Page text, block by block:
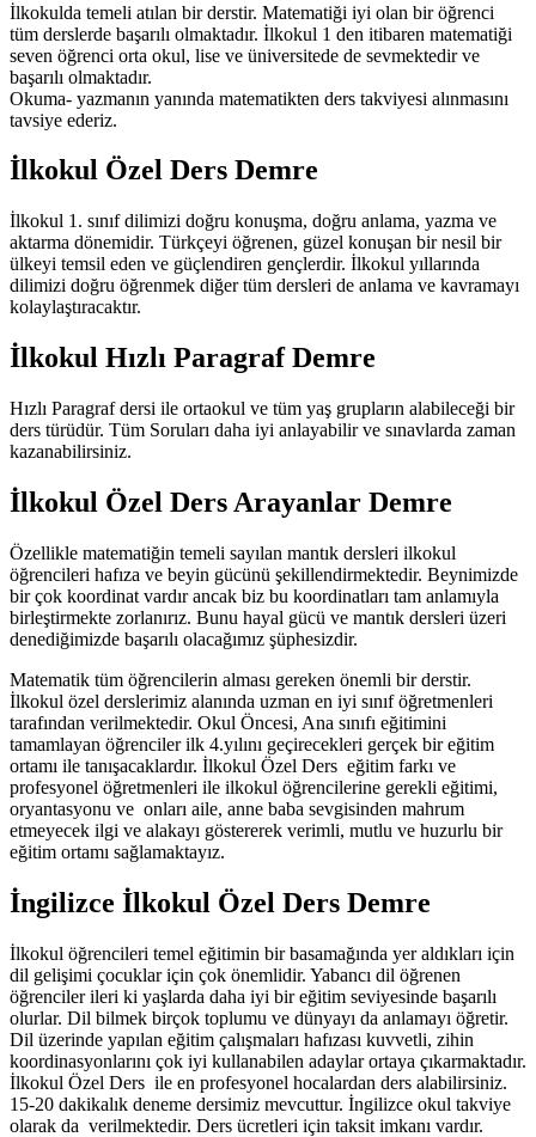
İlkokulda temeli atılan bir derstir. Matematiği iyi olan bir öğrenci
tüm derslerde başarılı olmaktadır. İlkokul 1 den itibaren matematiği
seven öğrenci orta okul, lise ve üniversitede de sevmektedir ve
başarılı olmaktadır.
Okuma- yazmanın yanında matematikten ders takviyesi alınmasını
tavsiye ederiz.
İlkokul Özel Ders Demre
İlkokul 1. sınıf dilimizi doğru konuşma, doğru anlama, yazma ve
aktarma dönemidir. Türkçeyi öğrenen, güzel konuşan bir nesil bir
ülkeyi temsil eden ve güçlendiren gençlerdir. İlkokul yıllarında
dilimizi doğru öğrenmek diğer tüm dersleri de anlama ve kavramayı
kolaylaştıracaktır.
İlkokul Hızlı Paragraf Demre
Hızlı Paragraf dersi ile ortaokul ve tüm yaş grupların alabileceği bir
ders türüdür. Tüm Soruları daha iyi anlayabilir ve sınavlarda zaman
kazanabilirsiniz.
İlkokul Özel Ders Arayanlar Demre
Özellikle matematiğin temeli sayılan mantık dersleri ilkokul
öğrencileri hafıza ve beyin gücünü şekillendirmektedir. Beynimizde
bir çok koordinat vardır ancak biz bu koordinatları tam anlamıyla
birleştirmekte zorlanırız. Bunu hayal gücü ve mantık dersleri üzeri
denediğimizde başarılı olacağımız şüphesizdir.
Matematik tüm öğrencilerin alması gereken önemli bir derstir.
İlkokul özel derslerimiz alanında uzman en iyi sınıf öğretmenleri
tarafından verilmektedir. Okul Öncesi, Ana sınıfı eğitimini
tamamlayan öğrenciler ilk 4.yılını geçirecekleri gerçek bir eğitim
ortamı ile tanışacaklardır. İlkokul Özel Ders eğitim farkı ve
profesyonel öğretmenleri ile ilkokul öğrencilerine gerekli eğitimi,
oryantasyonu ve onları aile, anne baba sevgisinden mahrum
etmeyecek ilgi ve alakayı göstererek verimli, mutlu ve huzurlu bir
eğitim ortamı sağlamaktayız.
İngilizce İlkokul Özel Ders Demre
İlkokul öğrencileri temel eğitimin bir basamağında yer aldıkları için
dil gelişimi çocuklar için çok önemlidir. Yabancı dil öğrenen
öğrenciler ileri ki yaşlarda daha iyi bir eğitim seviyesinde başarılı
olurlar. Dil bilmek birçok toplumu ve dünyayı da anlamayı öğretir.
Dil üzerinde yapılan eğitim çalışmaları hafızası kuvvetli, zihin
koordinasyonlarını çok iyi kullanabilen adaylar ortaya çıkarmaktadır.
İlkokul Özel Ders ile en profesyonel hocalardan ders alabilirsiniz.
15-20 dakikalık deneme dersimiz mevcuttur. İngilizce okul takviye
olarak da verilmektedir. Ders ücretleri için taksit imkanı vardır.